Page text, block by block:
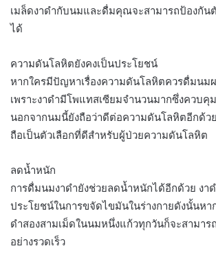
เมล็ดงาดำกับนมและดื่มคุณจะสามารถป้องกันตั
ได้
ความดันโลหิตยังคงเป็นประโยชน์
หากใครมีปัญหาเรื่องความดันโลหิตควรดื่มนม
เพราะงาดำมีโพแทสเซียมจำนวนมากซึ่งควบ
นอกจากนมนี้ยังถือว่าดีต่อความดันโลหิตอีกด้ว
ถือเป็นตัวเลือกที่ดีสำหรับผู้ป่วยความดันโลหิต
ลดน้ำหนัก
การดื่มนมงาดำยังช่วยลดน้ำหนักได้อีกด้วย งา
ประโยชน์ในการขจัดไขมันในร่างกายดังนั้นหา
ดำสองสามเม็ดในนมหนึ่งแก้วทุกวันก็จะสามา
อย่างรวดเร็ว